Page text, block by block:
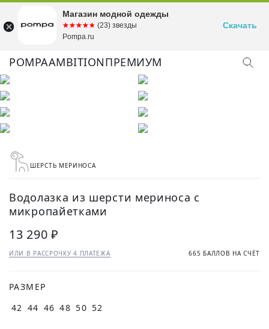
POMPAAMBITIONПРЕМИУМ
ШЕРСТЬ МЕРИНОСА
Водолазка из шерсти мериноса с
микропайетками
13 290 ₽
ИЛИ В РАССРОЧКУ 4 ПЛАТЕЖА 665 БАЛЛОВ НА СЧЁТ
РАЗМЕР
42 44 46 48 50 52
Магазин модной одежды
☆☆☆☆☆
★★★★★ (23) звезды
Pompa.ru
Скачать